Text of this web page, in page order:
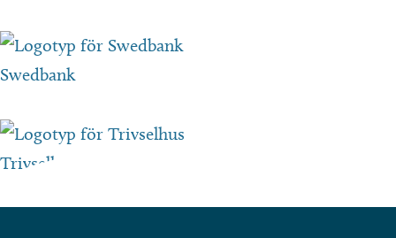
Swedbank
Trivselhus